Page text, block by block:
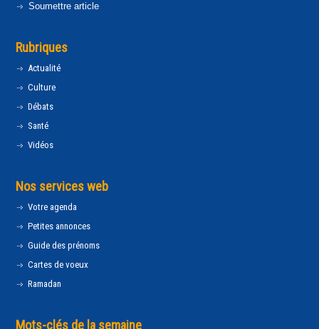
Soumettre article
Rubriques
Actualité
Culture
Débats
Santé
Vidéos
Nos services web
Votre agenda
Petites annonces
Guide des prénoms
Cartes de voeux
Ramadan
Mots-clés de la semaine